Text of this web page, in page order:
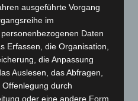
ausgeführte Vorgang
im
Daten
Erfassen, die Organisation,
die Anpassung
Auslesen, das Abfragen,
durch
oder eine andere Form